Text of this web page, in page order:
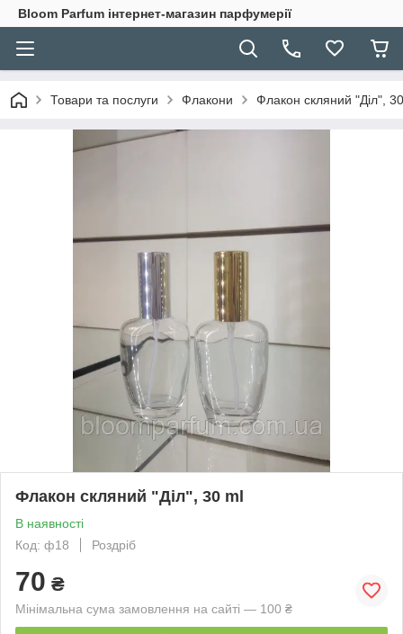
Bloom Parfum інтернет-магазин парфумерії
Товари та послуги Флакони Флакон скляний "Діл",
Флакон скляний "Діл", 30 ml
В наявності
Код: ф18
Роздріб
70 ₴
Мінімальна сума замовлення на сайті — 100 ₴